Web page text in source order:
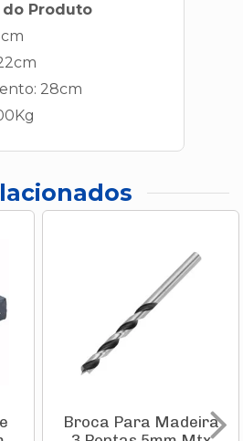
do Produto
28cm
Broca Para Madeira